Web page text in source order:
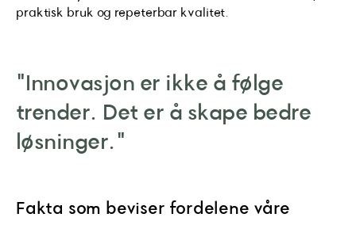
praktisk bruk og repeterbar kvalitet.
"Innovasjon er ikke å følge
trender. Det er å skape bedre
løsninger."
Fakta som beviser fordelene våre